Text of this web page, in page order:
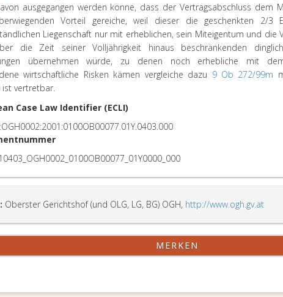
ausgegangen werden könne, dass der Vertragsabschluss dem
Vorteil gereiche, weil dieser die geschenkten 2/3
Liegenschaft nur mit erheblichen, sein Miteigentum und die
die Zeit seiner Volljährigkeit hinaus beschränkenden
übernehmen würde, zu denen noch erhebliche mit dem
wirtschaftliche Risken kämen vergleiche dazu 9 Ob 272/99m
ist vertretbar.
Case Law Identifier (ECLI)
Oberster Gerichtshof (und OLG, LG, BG) OGH, http://www.ogh.gv.at
MERKEN